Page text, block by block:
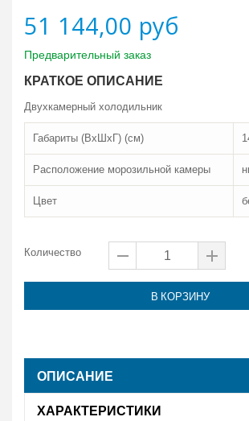
51 144,00 руб
Предварительный заказ
КРАТКОЕ ОПИСАНИЕ
Двухкамерный холодильник
Габариты (ВxШxГ) (см)
Расположение морозильной камеры
Цвет
Количество
В КОРЗИНУ
ОПИСАНИЕ
ХАРАКТЕРИСТИКИ